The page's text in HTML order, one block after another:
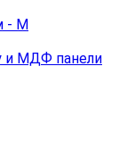
- M
и МДФ панели